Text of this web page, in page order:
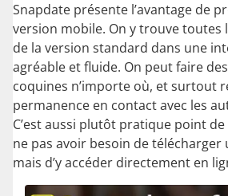
Snapdate présente l’avantage de
version mobile. On y trouve toutes
de la version standard dans une
agréable et fluide. On peut faire
coquines n’importe où, et surtout
permanence en contact avec les
C’est aussi plutôt pratique point
ne pas avoir besoin de télécharger
mais d’y accéder directement en